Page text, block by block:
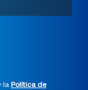
la Política de